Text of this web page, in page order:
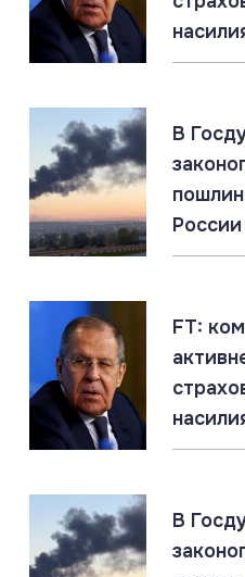
Юрист: создание в РФ
добровольцев не
праву
#Флот
Титановые подлодки
США
07.08.2026
07.08.2026
Россия создаёт Силы
СВО учтён
07.08.2026
Запорожская область:
В
России
FT:
В